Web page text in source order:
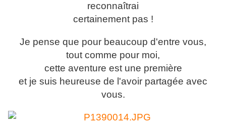
reconnaîtrai
certainement pas !
Je pense que pour beaucoup d'entre vous,
tout comme pour moi,
cette aventure est une première
et je suis heureuse de l'avoir partagée avec
vous.